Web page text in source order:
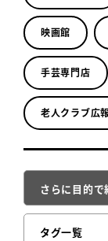
映画館
手芸専門店
老人クラブ広
さらに目的で
タグ一覧